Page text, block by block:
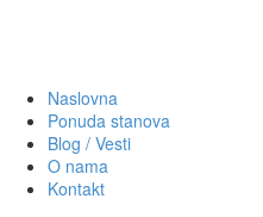
Naslovna
Ponuda stanova
Blog / Vesti
O nama
Kontakt